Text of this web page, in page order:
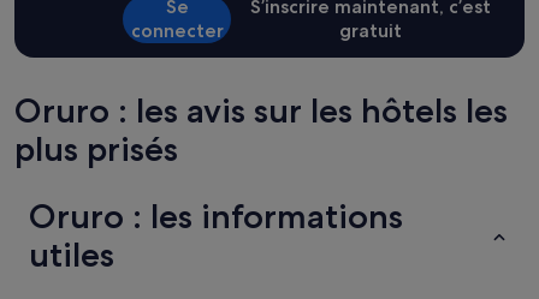
Se
connecter
S’inscrire maintenant, c’est
gratuit
Oruro : les avis sur les hôtels les
plus prisés
Oruro : les informations
utiles